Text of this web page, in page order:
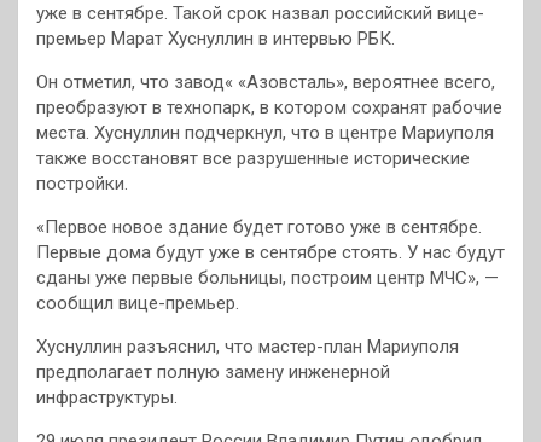
уже в сентябре. Такой срок назвал российский вице-
премьер Марат Хуснуллин в интервью РБК.
Он отметил, что завод« «Азовсталь», вероятнее всего,
преобразуют в технопарк, в котором сохранят рабочие
места. Хуснуллин подчеркнул, что в центре Мариуполя
также восстановят все разрушенные исторические
постройки.
«Первое новое здание будет готово уже в сентябре.
Первые дома будут уже в сентябре стоять. У нас будут
сданы уже первые больницы, построим центр МЧС», —
сообщил вице-премьер.
Хуснуллин разъяснил, что мастер-план Мариуполя
предполагает полную замену инженерной
инфраструктуры.